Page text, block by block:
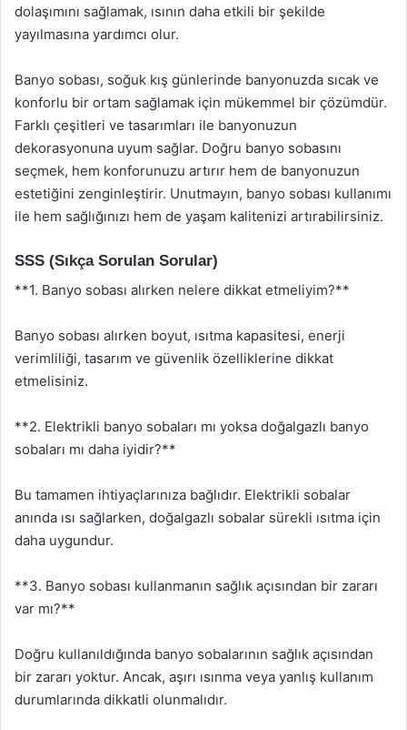
dolaşımını sağlamak, ısının daha etkili bir şekilde
yayılmasına yardımcı olur.
Banyo sobası, soğuk kış günlerinde banyonuzda sıcak ve
konforlu bir ortam sağlamak için mükemmel bir çözümdür.
Farklı çeşitleri ve tasarımları ile banyonuzun
dekorasyonuna uyum sağlar. Doğru banyo sobasını
seçmek, hem konforunuzu artırır hem de banyonuzun
estetiğini zenginleştirir. Unutmayın, banyo sobası kullanımı
ile hem sağlığınızı hem de yaşam kalitenizi artırabilirsiniz.
SSS (Sıkça Sorulan Sorular)
**1. Banyo sobası alırken nelere dikkat etmeliyim?**
Banyo sobası alırken boyut, ısıtma kapasitesi, enerji
verimliliği, tasarım ve güvenlik özelliklerine dikkat
etmelisiniz.
**2. Elektrikli banyo sobaları mı yoksa doğalgazlı banyo
sobaları mı daha iyidir?**
Bu tamamen ihtiyaçlarınıza bağlıdır. Elektrikli sobalar
anında ısı sağlarken, doğalgazlı sobalar sürekli ısıtma için
daha uygundur.
**3. Banyo sobası kullanmanın sağlık açısından bir zararı
var mı?**
Doğru kullanıldığında banyo sobalarının sağlık açısından
bir zararı yoktur. Ancak, aşırı ısınma veya yanlış kullanım
durumlarında dikkatli olunmalıdır.